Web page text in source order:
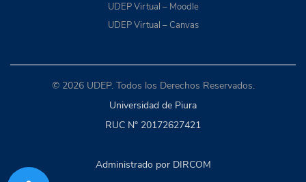
UDEP Virtual – Moodle
UDEP Virtual – Canvas
© 2026 UDEP. Todos los Derechos Reservados.
Universidad de Piura
RUC N° 20172627421
Administrado por DIRCOM